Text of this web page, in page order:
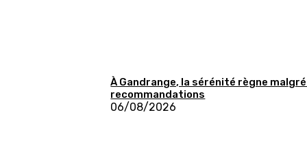
À Gandrange, la sérénité règne
recommandations
06/08/2026